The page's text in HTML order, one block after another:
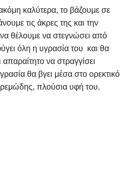
καλύτερα, το βάζουμε σε
τις άκρες της και την
θέλουμε να στεγνώσει από
όλη η υγρασία του και θα
απαραίτητο να στραγγίσει
θα βγει μέσα στο ορεκτικό
πλούσια υφή του.